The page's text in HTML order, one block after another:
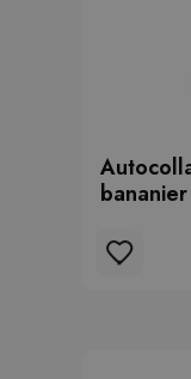
bananier